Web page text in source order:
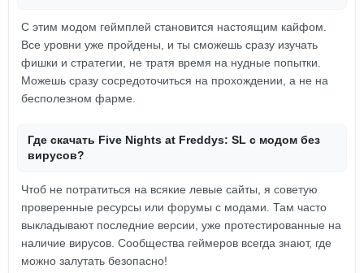
С этим модом геймплей становится настоящим кайфом.
Все уровни уже пройдены, и ты сможешь сразу изучать
фишки и стратегии, не тратя время на нудные попытки.
Можешь сразу сосредоточиться на прохождении, а не на
бесполезном фарме.
Где скачать Five Nights at Freddys: SL с модом без
вирусов?
Чтоб не потратиться на всякие левые сайты, я советую
проверенные ресурсы или форумы с модами. Там часто
выкладывают последние версии, уже протестированные на
наличие вирусов. Сообщества геймеров всегда знают, где
можно залутать безопасно!